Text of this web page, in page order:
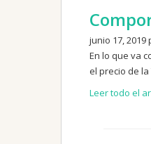
junio 17, 2019
En lo que va
el precio de la
Leer todo el